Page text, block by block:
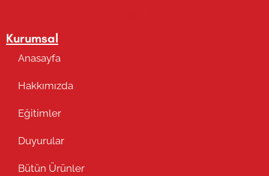
Kurumsal
Anasayfa
Hakkımızda
Eğitimler
Duyurular
Bütün Ürünler